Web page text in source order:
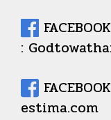
:
estima.com